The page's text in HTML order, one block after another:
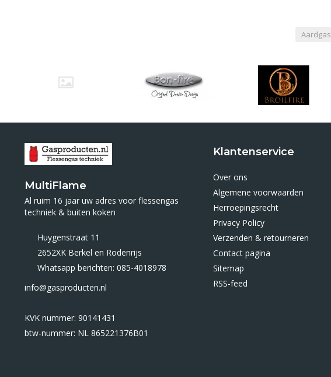
Aardgas
MultiFlame
Al ruim 16 jaar uw adres voor flessengas
techniek & buiten koken
Huygenstraat 11
2652XK Berkel en Rodenrijs
Whatsapp berichten: 085-4018978
info@gasproducten.nl
KVK nummer: 90141431
btw-nummer: NL 865221376B01
Klantenservice
Over ons
Algemene voorwaarden
Herroepingsrecht
Privacy Policy
Verzenden & retourneren
Contact pagina
Sitemap
RSS-feed